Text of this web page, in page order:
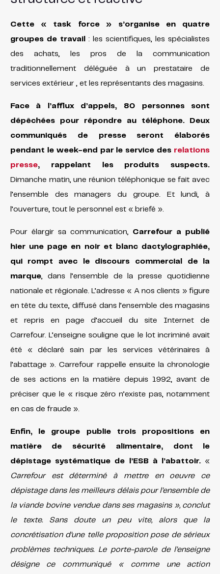
Cette « task force » s’organise en quatre
groupes de travail
: les scientifiques, les spécialistes
des achats, les pros de la communication
traditionnellement déléguée à un prestataire de
services extérieur , et les représentants des magasins.
Face à l’afflux d’appels, 80 personnes sont
dépêchées pour répondre au téléphone.
Deux
communiqués de presse seront élaborés
pendant le week-end par le service des relations
presse, rappelant les produits suspects.
Dimanche matin, une réunion téléphonique se fait avec
l’ensemble des managers du groupe. Et lundi, à
l’ouverture, tout le personnel est « briefé ».
Pour élargir sa communication, Carrefour a publié
hier une page en noir et blanc dactylographiée,
qui rompt avec le discours commercial de la
marque, dans l’ensemble de la presse quotidienne
nationale et régionale. L’adresse « A nos clients » figure
en tête du texte, diffusé dans l’ensemble des magasins
et repris en page d’accueil du site Internet de
Carrefour. L’enseigne souligne que le lot incriminé avait
été « déclaré sain par les services vétérinaires à
l’abattage ». Carrefour rappelle ensuite la chronologie
de ses actions en la matière depuis 1992, avant de
préciser que le « risque zéro n’existe pas, notamment
en cas de fraude ».
Enfin, le groupe publie trois propositions en
matière de sécurité alimentaire, dont le
dépistage systématique de l’ESB à l’abattoir. «
Carrefour est déterminé à mettre en oeuvre ce
dépistage dans les meilleurs délais pour l’ensemble de
la viande bovine vendue dans ses magasins », conclut
le texte. Sans doute un peu vite, alors que la
concrétisation d’une telle proposition pose de sérieux
problèmes techniques. Le porte-parole de l’enseigne
désigne ce communiqué « comme une action